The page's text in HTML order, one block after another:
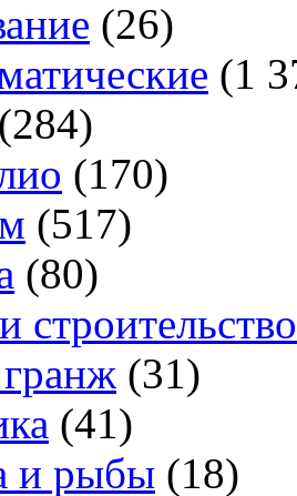
(26)
(1
(284)
(170)
(517)
(80)
строительство
(31)
(41)
и рыбы (18)